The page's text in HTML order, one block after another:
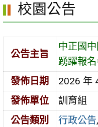
容
區
校園公告
公告主旨
中正國
踴躍報
發佈日期
2026 年
發佈單位
訓育組
公告類別
行政公告